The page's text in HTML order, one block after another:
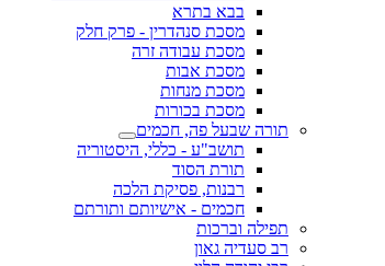
בבא בתרא
מסכת סנהדרין - פרק חלק
מסכת עבודה זרה
מסכת אבות
מסכת מנחות
מסכת בכורות
תורה שבעל פה, חכמים
תושב"ע - כללי, היסטוריה
תורת הסוד
רבנות, פסיקת הלכה
חכמים - אישיותם ותורתם
תפילה וברכות
רב סעדיה גאון